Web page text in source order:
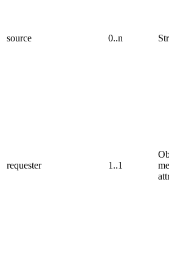
source 0..n
requester 1..1